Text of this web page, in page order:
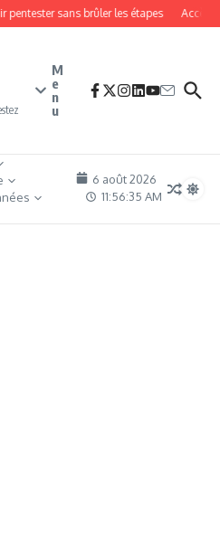
sans brûler les étapes Accès
M
e
n
u
6 août 2026
11:56:35 AM